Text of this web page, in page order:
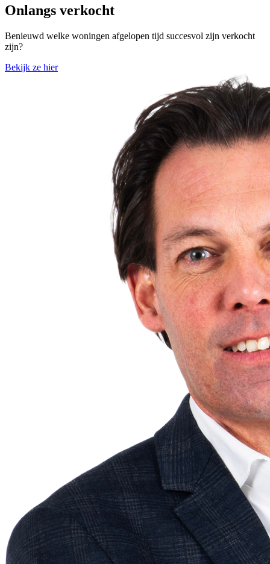
Onlangs verkocht
Benieuwd welke woningen afgelopen tijd succesvol zijn verkocht
zijn?
Bekijk ze hier